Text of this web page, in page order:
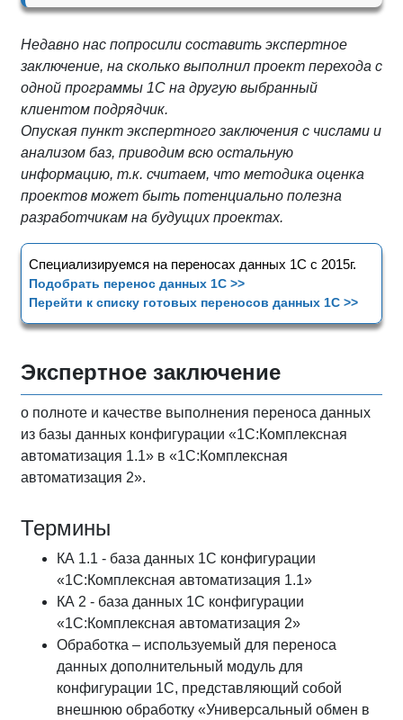
Недавно нас попросили составить экспертное
заключение, на сколько выполнил проект перехода с
одной программы 1С на другую выбранный
клиентом подрядчик.
Опуская пункт экспертного заключения с числами и
анализом баз, приводим всю остальную
информацию, т.к. считаем, что методика оценка
проектов может быть потенциально полезна
разработчикам на будущих проектах.
Специализируемся на переносах данных 1С с 2015г.
Подобрать перенос данных 1С >>
Перейти к списку готовых переносов данных 1С >>
Экспертное заключение
о полноте и качестве выполнения переноса данных
из базы данных конфигурации «1С:Комплексная
автоматизация 1.1» в «1С:Комплексная
автоматизация 2».
Термины
КА 1.1 - база данных 1С конфигурации
«1С:Комплексная автоматизация 1.1»
КА 2 - база данных 1С конфигурации
«1С:Комплексная автоматизация 2»
Обработка – используемый для переноса
данных дополнительный модуль для
конфигурации 1С, представляющий собой
внешнюю обработку «Универсальный обмен в